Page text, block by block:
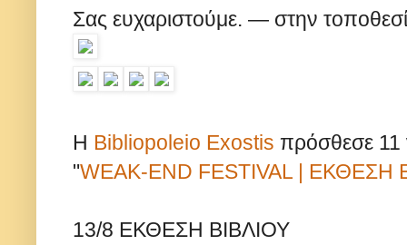
Σας ευχαριστούμε. — στην
Η Bibliopoleio Exostis πρόσθεσε 11
"WEAK-END FESTIVAL |
13/8 ΕΚΘΕΣΗ ΒΙΒΛΙΟΥ